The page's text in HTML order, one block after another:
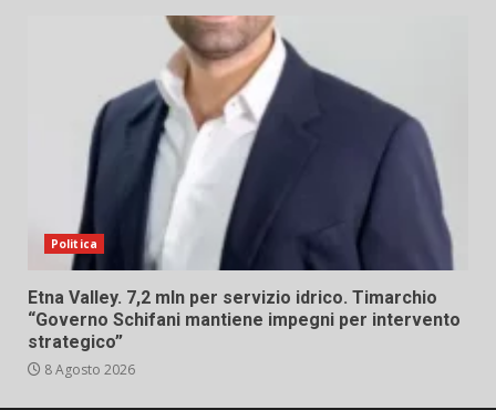
Politica
Etna Valley. 7,2 mln per servizio idrico. Timarchio
“Governo Schifani mantiene impegni per intervento
strategico”
8 Agosto 2026